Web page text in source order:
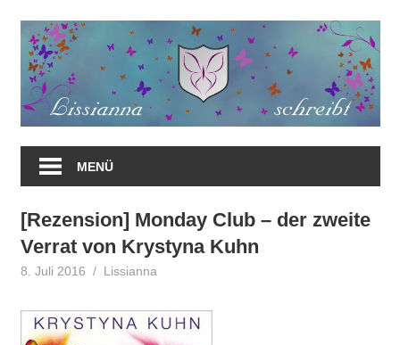
springen
MENÜ
[Rezension] Monday Club – der zweite
Verrat von Krystyna Kuhn
8. Juli 2016 Lissianna